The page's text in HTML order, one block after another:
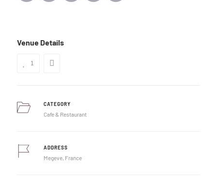
Venue Details
1
CATEGORY
Cafe & Restaurant
ADDRESS
Megeve, France